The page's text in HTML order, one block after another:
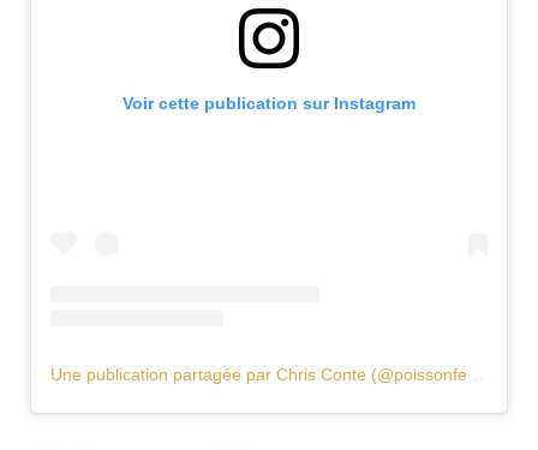
Voir cette publication sur Instagram